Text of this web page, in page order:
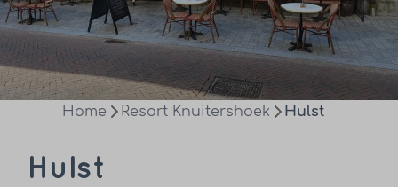
Home Resort Knuitershoek Hulst
Hulst